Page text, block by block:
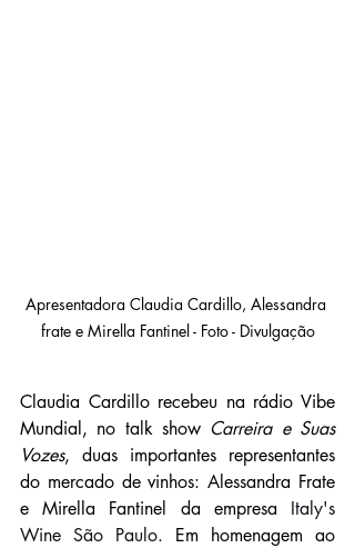
Apresentadora Claudia Cardillo, Alessandra
frate e Mirella Fantinel - Foto - Divulgação
Claudia Cardillo recebeu na rádio Vibe
Mundial, no talk show Carreira e Suas
Vozes, duas importantes representantes
do mercado de vinhos: Alessandra Frate
e Mirella Fantinel da empresa Italy's
Wine São Paulo. Em homenagem ao